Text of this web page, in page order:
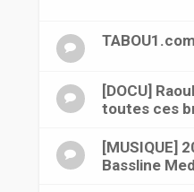
TABOU1.com
[DOCU]
toutes ces
[MUSIQUE]
Bassline